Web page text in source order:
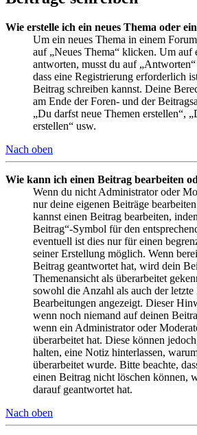
Wie erstelle ich ein neues Thema oder
Um ein neues Thema in einem
auf „Neues Thema“ klicken. Um auf
antworten, musst du auf
dass eine Registrierung erforderlich
Beitrag schreiben kannst. Deine
am Ende der Foren- und der
„Du darfst neue Themen erstellen“,
erstellen“ usw.
Nach oben
Wie kann ich einen Beitrag bearbeiten
Wenn du nicht Administrator oder
nur deine eigenen Beiträge
kannst einen Beitrag bearbeiten,
Beitrag“-Symbol für den
eventuell ist dies nur für einen
seiner Erstellung möglich. Wenn
Beitrag geantwortet hat, wird dein
Themenansicht als überarbeitet
sowohl die Anzahl als auch der
Bearbeitungen angezeigt. Dieser
wenn noch niemand auf deinen
wenn ein Administrator oder
überarbeitet hat. Diese können
halten, eine Notiz hinterlassen,
überarbeitet wurde. Bitte beachte,
einen Beitrag nicht löschen können,
darauf geantwortet hat.
Nach oben